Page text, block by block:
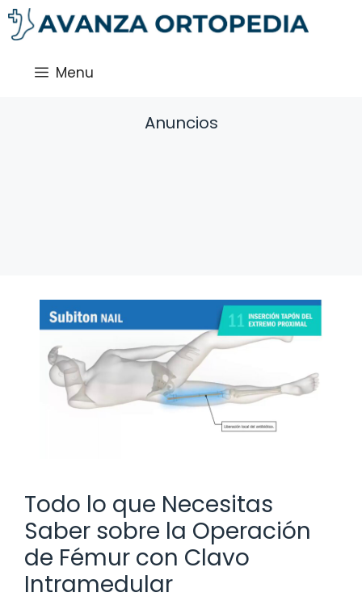
Saltar
al
Menu
Anuncios
Todo lo que Necesitas
Saber sobre la Operación
de Fémur con Clavo
Intramedular